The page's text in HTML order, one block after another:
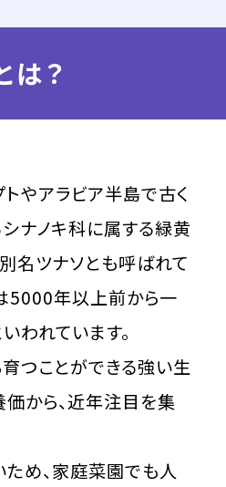
は？
やアラビア半島で古く
ナノキ科に属する緑黄
名ツナソとも呼ばれて
5000年以上前から一
われています。
つことができる強い生
から、近年注目を集
め、家庭菜園でも人